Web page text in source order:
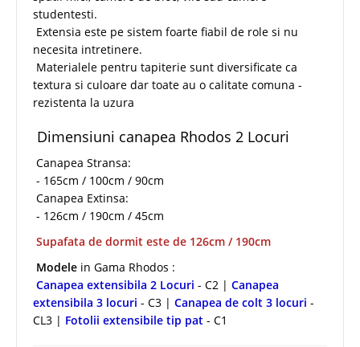
studentesti.
Extensia este pe sistem foarte fiabil de role si nu
necesita intretinere.
Materialele pentru tapiterie sunt diversificate ca
textura si culoare dar toate au o calitate comuna -
rezistenta la uzura
Dimensiuni canapea Rhodos 2 Locuri
Canapea Stransa:
- 165cm / 100cm / 90cm
Canapea Extinsa:
- 126cm / 190cm / 45cm
Supafata de dormit este de 126cm / 190cm
Modele in Gama Rhodos :
Canapea extensibila 2 Locuri - C2 | Canapea
extensibila 3 locuri - C3 | Canapea de colt 3 locuri -
CL3 | Fotolii extensibile tip pat - C1